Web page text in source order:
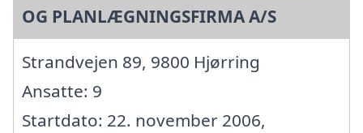
OG PLANLÆGNINGSFIRMA A/S
Strandvejen 89, 9800 Hjørring
Ansatte: 9
Startdato: 22. november 2006,